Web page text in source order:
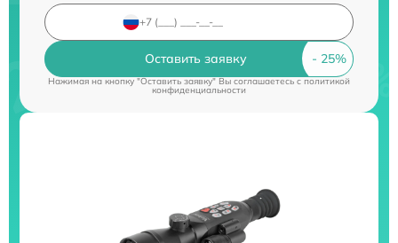
Оставить заявку
Нажимая на кнопку "Оставить заявку" Вы соглашаетесь cполитикой
конфиденциальности